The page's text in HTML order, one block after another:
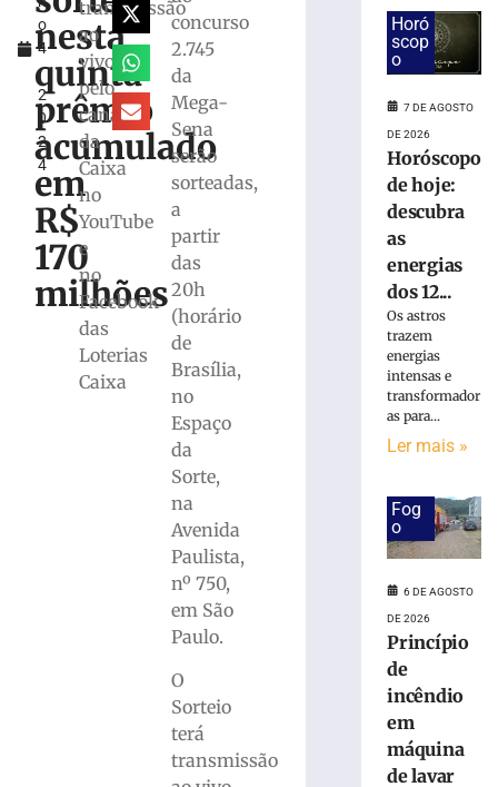
o
4
,
2
0
2
4
nesta
quinta
prêmio
acumulado
em
R$
170
milhões
transmissão
ao
vivo
pelo
canal
da
Caixa
no
YouTube
e
no
Facebook
das
Loterias
Caixa
concurso
2.745
da
Mega-
Sena
serão
sorteadas,
a
partir
das
20h
(horário
de
Brasília,
no
Espaço
da
Sorte,
na
Avenida
Paulista,
nº 750,
em São
Paulo.
O
Sorteio
terá
transmissão
descubra
energias
signos
sexta-
07/08
Samae
programação
especial
história
Horó
scop
o
7 DE AGOSTO
DE 2026
Horóscopo
de hoje:
descubra
as
energias
dos 12...
Os astros
trazem
energias
intensas e
transformador
as para...
Ler mais »
Fog
o
6 DE AGOSTO
DE 2026
Princípio
de
incêndio
em
máquina
de lavar